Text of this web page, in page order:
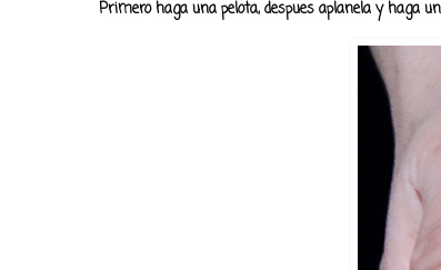
Primero haga una pelota, despues aplanela y haga